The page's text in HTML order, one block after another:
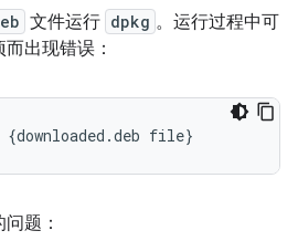
文件运行 dpkg 。运行过程中可
出现错误：
{downloaded .deb file}
题：